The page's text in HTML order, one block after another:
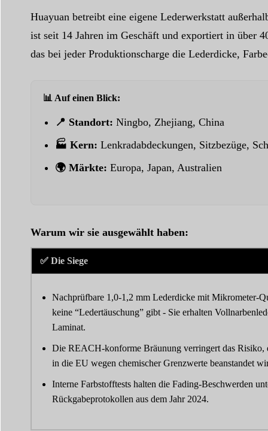
Huayuan betreibt eine eigene Lederwerkstatt
ist seit 14 Jahren im Geschäft und exportiert in über
das bei jeder Produktionscharge die Lederdicke,
📊 Auf einen Blick:
📍 Standort: Ningbo, Zhejiang, China
🏭 Kern: Lenkradabdeckungen, Sitzbezüge,
🌍 Märkte: Europa, Japan, Australien
Warum wir sie ausgewählt haben:
✅ Die Siege
Nachprüfbare 1,0-1,2 mm Lederdicke mit Mikrometer-
keine “Ledertäuschung” gibt - Sie erhalten
Laminat.
Die REACH-konforme Bräunung verringert das Risiko,
in die EU wegen chemischer Grenzwerte beanstandet
Interne Farbstofftests halten die Fading-Beschwerden
Rückgabeprotokollen aus dem Jahr 2024.